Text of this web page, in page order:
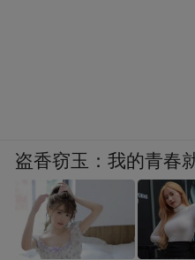
盗香窃玉：我的青春